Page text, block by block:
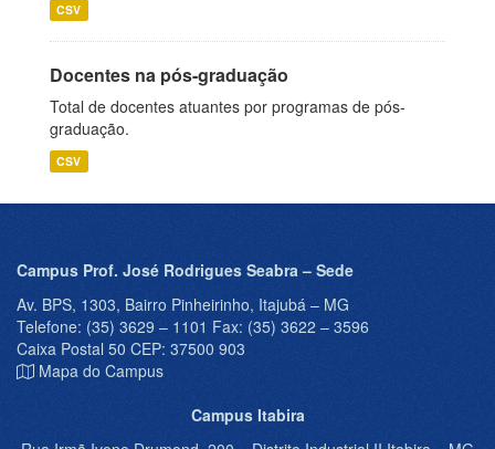
CSV
Docentes na pós-graduação
Total de docentes atuantes por programas de pós-
graduação.
CSV
Campus Prof. José Rodrigues Seabra – Sede
Av. BPS, 1303, Bairro Pinheirinho, Itajubá – MG
Telefone: (35) 3629 – 1101 Fax: (35) 3622 – 3596
Caixa Postal 50 CEP: 37500 903
Mapa do Campus
Campus Itabira